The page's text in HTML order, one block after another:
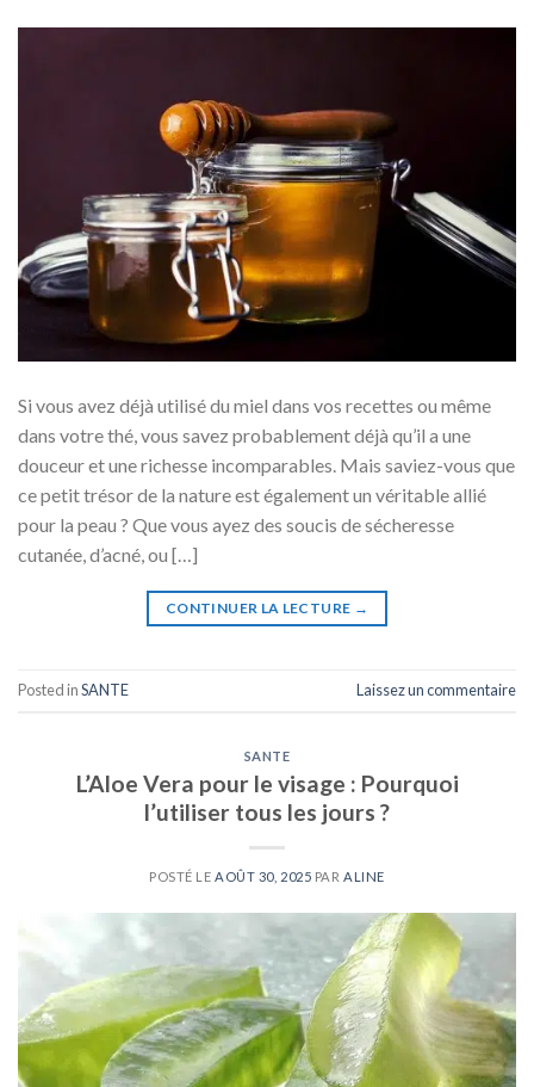
Si vous avez déjà utilisé du miel dans vos recettes ou même
dans votre thé, vous savez probablement déjà qu’il a une
douceur et une richesse incomparables. Mais saviez-vous que
ce petit trésor de la nature est également un véritable allié
pour la peau ? Que vous ayez des soucis de sécheresse
cutanée, d’acné, ou […]
CONTINUER LA LECTURE →
Posted inSANTE Laissez un commentaire
SANTE
L’Aloe Vera pour le visage : Pourquoi
l’utiliser tous les jours ?
POSTÉ LEAOÛT 30, 2025 PARALINE